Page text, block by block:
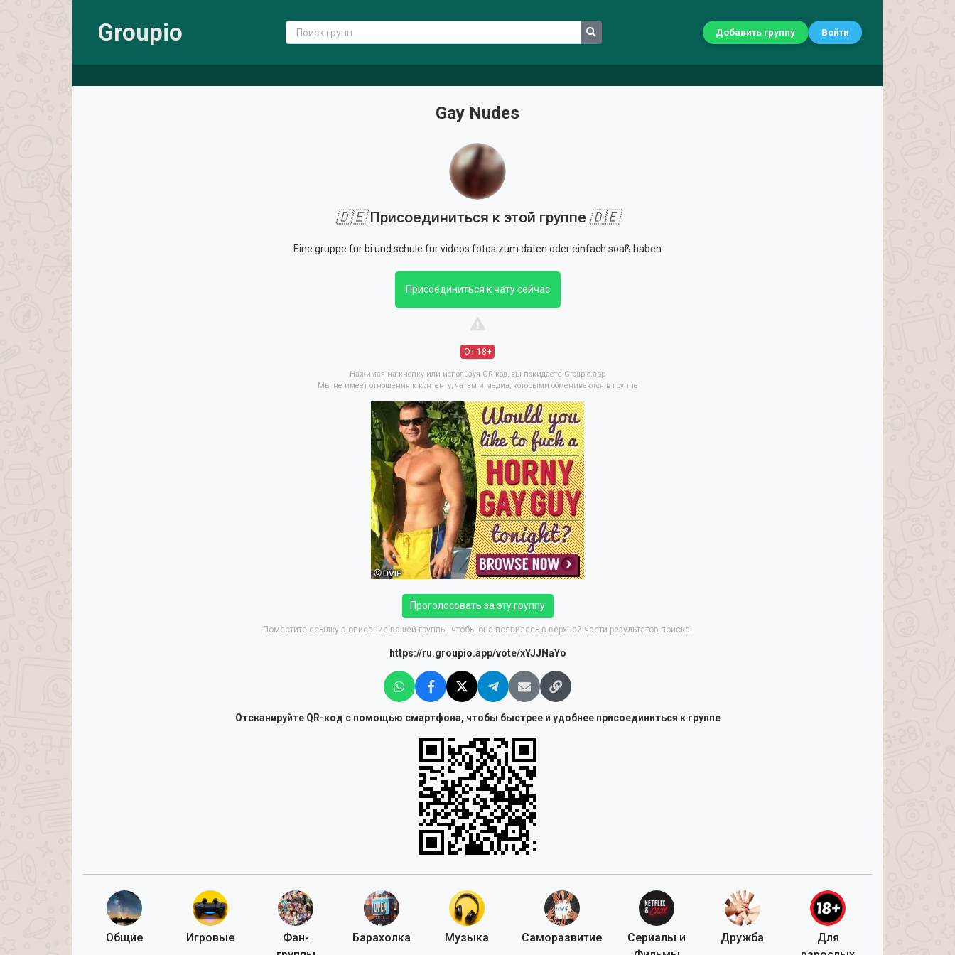
Groupio Добавить группу Войти
Gay Nudes
🇩🇪Присоединиться к этой группе 🇩🇪
Eine gruppe für bi und schule für videos fotos zum daten oder einfach soaß haben
Присоединиться к чату сейчас
От 18+
Нажимая на кнопку или используя QR-код, вы покидаете Groupio.app
Мы не имеет отношения к контенту, чатам и медиа, которыми обмениваются в группе
Проголосовать за эту группу
Поместите ссылку в описание вашей группы, чтобы она появилась в верхней части результатов поиска.
https://ru.groupio.app/vote/xYJJNaYo
Отсканируйте QR-код с помощью смартфона, чтобы быстрее и удобнее присоединиться к группе
Общие Игровые
Фан-
Барахолка Музыка Саморазвитие
Сериалы и
Дружба
Для